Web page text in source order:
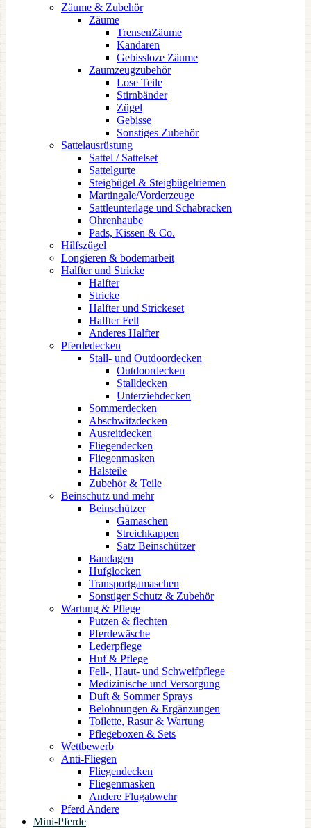
Zäume & Zubehör
Zäume
TrensenZäume
Kandaren
Gebissloze Zäume
Zaumzeugzubehör
Lose Teile
Stirnbänder
Zügel
Gebisse
Sonstiges Zubehör
Sattelausrüstung
Sattel / Sattelset
Sattelgurte
Steigbügel & Steigbügelriemen
Martingale/Vorderzeuge
Sattleunterlage und Schabracken
Ohrenhaube
Pads, Kissen & Co.
Hilfszügel
Longieren & bodemarbeit
Halfter und Stricke
Halfter
Stricke
Halfter und Strickeset
Halfter Fell
Anderes Halfter
Pferdedecken
Stall- und Outdoordecken
Outdoordecken
Stalldecken
Unterziehdecken
Sommerdecken
Abschwitzdecken
Ausreitdecken
Fliegendecken
Fliegenmasken
Halsteile
Zubehör & Teile
Beinschutz und mehr
Beinschützer
Gamaschen
Streichkappen
Satz Beinschützer
Bandagen
Hufglocken
Transportgamaschen
Sonstiger Schutz & Zubehör
Wartung & Pflege
Putzen & flechten
Pferdewäsche
Lederpflege
Huf & Pflege
Fell-, Haut- und Schweifpflege
Medizinische und Versorgung
Duft & Sommer Sprays
Belohnungen & Ergänzungen
Toilette, Rasur & Wartung
Pflegeboxen & Sets
Wettbewerb
Anti-Fliegen
Fliegendecken
Fliegenmasken
Andere Flugabwehr
Pferd Andere
Mini-Pferde